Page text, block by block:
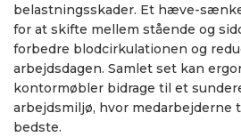
belastningsskader. Et hæve-
for at skifte mellem stående og
forbedre blodcirkulationen og
arbejdsdagen. Samlet set kan
kontormøbler bidrage til et
arbejdsmiljø, hvor medarbejderne
bedste.